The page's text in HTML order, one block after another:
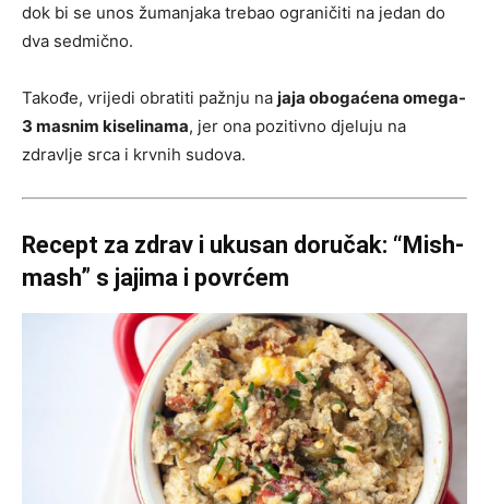
dok bi se unos žumanjaka trebao ograničiti na jedan do
dva sedmično.
Takođe, vrijedi obratiti pažnju na jaja obogaćena omega-
3 masnim kiselinama, jer ona pozitivno djeluju na
zdravlje srca i krvnih sudova.
Recept za zdrav i ukusan doručak: “Mish-
mash” s jajima i povrćem